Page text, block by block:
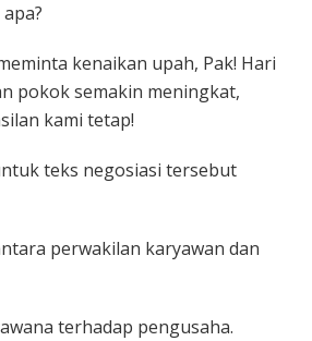
kenaikan upah, Pak! Hari
pokok semakin meningkat,
kami tetap!
teks negosiasi tersebut
perwakilan karyawan dan
terhadap pengusaha.